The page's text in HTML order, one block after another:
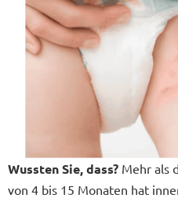
Wussten Sie, dass? Mehr als
von 4 bis 15 Monaten hat